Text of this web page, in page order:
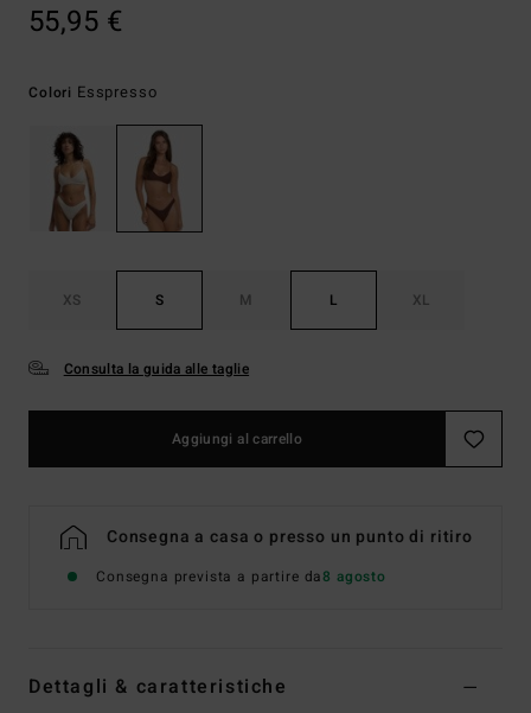
55,95 €
Colori Esspresso
XS S M L XL
Consulta la guida alle taglie
Aggiungi al carrello
Consegna a casa o presso un punto di ritiro
Consegna prevista a partire da8 agosto
Dettagli & caratteristiche